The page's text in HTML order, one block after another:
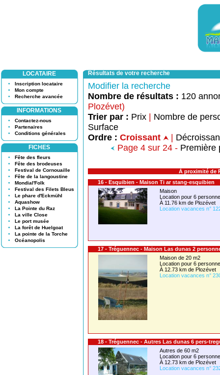
LOCATAIRE
Inscription locataire
Mon compte
Recherche avancée
INFORMATIONS
Contactez-nous
Partenaires
Conditions générales
FICHES
Fête des fleurs
Fête des brodeuses
Festival de Cornouaille
Fête de la langoustine
Mondial'Folk
Festival des Filets Bleus
Le phare d'Eckmühl
Aquashow
La Pointe du Raz
La ville Close
Le port musée
La forêt de Huelgoat
La pointe de la Torche
Océanopolis
Résultats de votre recherche
Modifier la recherche
Nombre de résultats : 120
Plozévet)
Trier par : Prix
Nombre de
Surface
Ordre : Croissant
Page 4 sur 24 - Première
À proximité de
16 - Esquibien - Maison Ti ar stang-esquibien
Maison
Location pour 6
À 11.76 km de Plozévet
Location vacances n°
17 - Tréguennec - Maison Las dunas 2
Maison de 20 m2
Location pour 6
À 12.73 km de Plozévet
Location vacances n°
18 - Tréguennec - Autres Las dunas 6 pers-
Autres de 60 m2
Location pour 6
À 12.73 km de Plozévet
Location vacances n°